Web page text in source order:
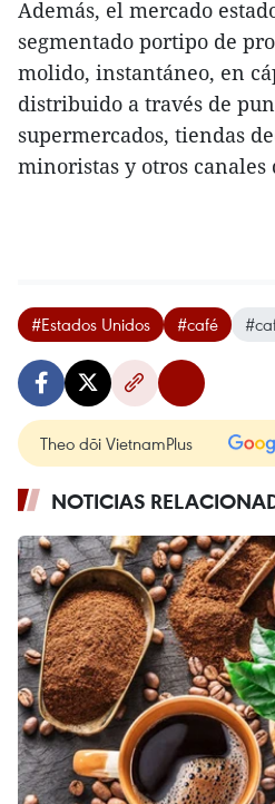
Además, el mercado
segmentado portipo de
molido, instantáneo, en
distribuido a través de
supermercados, tiendas
minoristas y otros
#Estados Unidos #café
Theo dõi VietnamPlus
NOTICIAS